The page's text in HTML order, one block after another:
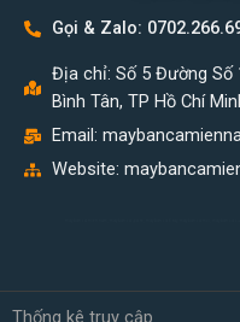
Gọi & Zalo:
Địa chỉ: Số 5 Đường Số
Bình Tân, TP Hồ Chí
Email:
Website:
may ban ca mien nam, may ban ca gia re, may ban ca 8 tay, may ban ca moi, may ban ca